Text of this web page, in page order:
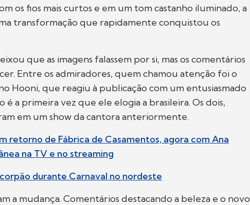
os fios mais curtos e em um tom castanho iluminado, a
transformação que rapidamente conquistou os
que as imagens falassem por si, mas os comentários
Entre os admiradores, quem chamou atenção foi o
Hooni, que reagiu à publicação com um entusiasmado
é a primeira vez que ele elogia a brasileira. Os dois,
em um show da cantora anteriormente.
retorno de Fábrica de Casamentos, agora com Ana
na TV e no streaming
durante Carnaval no nordeste
a mudança. Comentários destacando a beleza e o novo